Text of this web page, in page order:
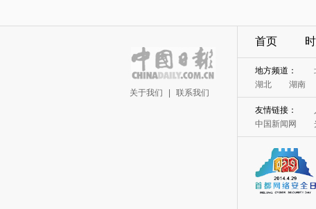
关于我们 联系我们
首页
地方频道：
湖北
湖南
友情链接：
中国新闻网